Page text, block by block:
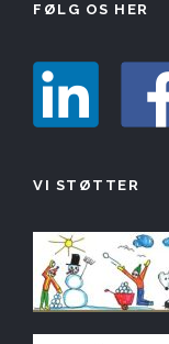
FØLG OS HER
VI STØTTER